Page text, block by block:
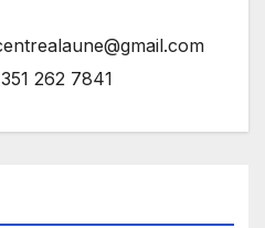
262 7841